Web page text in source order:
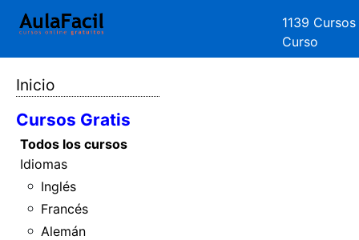
1139
Curso
Inicio
Cursos Gratis
Todos los cursos
Idiomas
Inglés
Francés
Alemán